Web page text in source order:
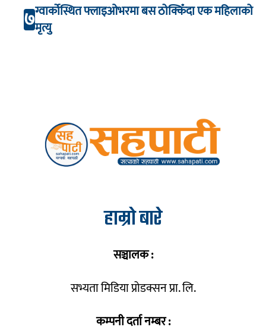
७ग्वार्कोस्थित फ्लाइओभरमा बस ठोक्किँदा एक महिलाको
मृत्यु
हाम्रो बारे
सञ्चालक :
सभ्यता मिडिया प्रोडक्सन प्रा. लि.
कम्पनी दर्ता नम्बर :